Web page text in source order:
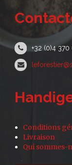
+32 (0)4 370
Conditions
Livraison
Qui sommes-